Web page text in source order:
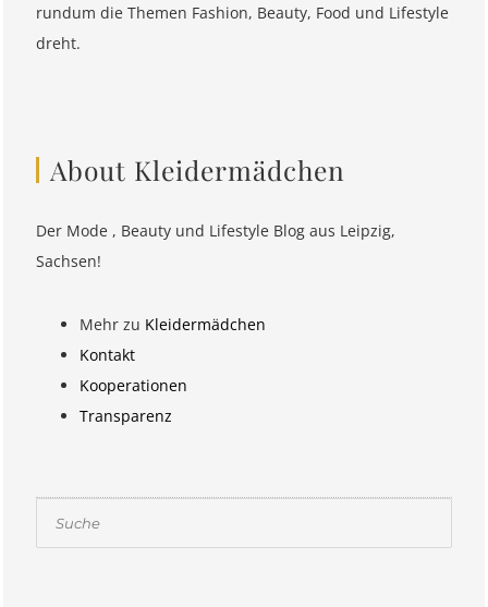
rundum die Themen Fashion, Beauty, Food und Lifestyle
dreht.
About Kleidermädchen
Der Mode , Beauty und Lifestyle Blog aus Leipzig,
Sachsen!
Mehr zu Kleidermädchen
Kontakt
Kooperationen
Transparenz